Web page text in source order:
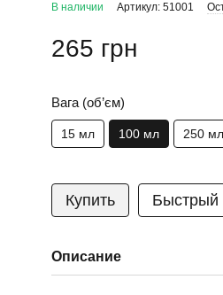
В наличии Артикул: 51001
265 грн
Вага (об’єм)
15 мл 100 мл 250 мл
Купить Быстрый
Описание